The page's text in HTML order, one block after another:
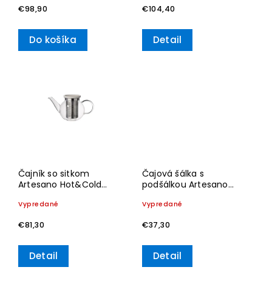
€98,90
Do košíka
€104,40
Detail
Čajník so sitkom
Artesano Hot&Cold
Villeroy & Boch
Vypredané
€81,30
Detail
Čajová šálka s
podšálkou Artesano
Boch
Vypredané
€37,30
Detail